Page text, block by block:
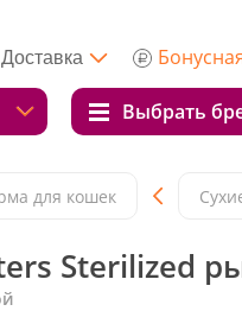
Доставка
Выбрать
для кошек
Sterilized